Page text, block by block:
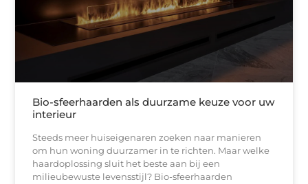
Bio-sfeerhaarden als duurzame keuze voor uw
interieur
Steeds meer huiseigenaren zoeken naar manieren
om hun woning duurzamer in te richten. Maar welke
haardoplossing sluit het beste aan bij een
milieubewuste levensstijl? Bio-sfeerhaarden